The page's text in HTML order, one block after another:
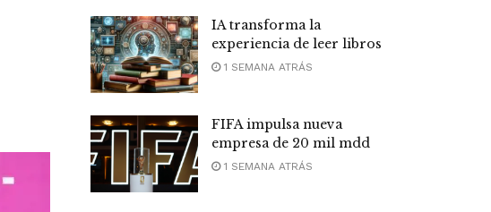
IA transforma la
experiencia de leer libros
1 SEMANA ATRÁS
FIFA impulsa nueva
empresa de 20 mil mdd
1 SEMANA ATRÁS